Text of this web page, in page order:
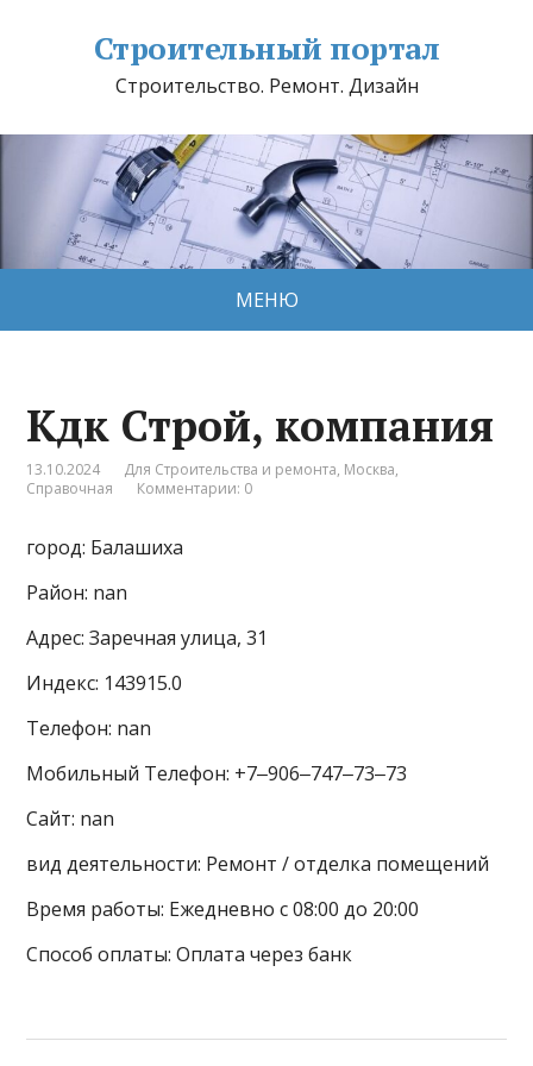
Строительный портал
Строительство. Ремонт. Дизайн
МЕНЮ
Кдк Строй, компания
13.10.2024 Для Строительства и ремонта, Москва,
Справочная
Комментарии: 0
город: Балашиха
Район: nan
Адрес: Заречная улица, 31
Индекс: 143915.0
Телефон: nan
Мобильный Телефон: +7‒906‒747‒73‒73
Сайт: nan
вид деятельности: Ремонт / отделка помещений
Время работы: Ежедневно с 08:00 до 20:00
Способ оплаты: Оплата через банк